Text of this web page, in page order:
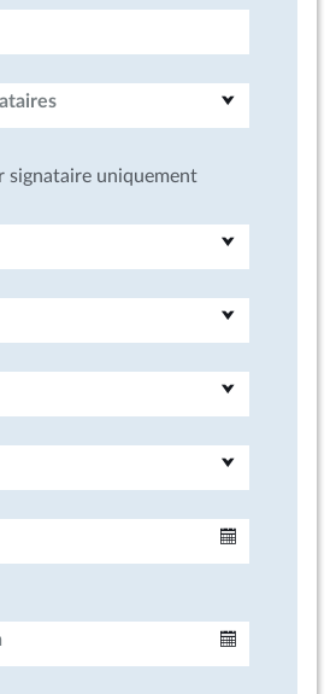
signataire uniquement